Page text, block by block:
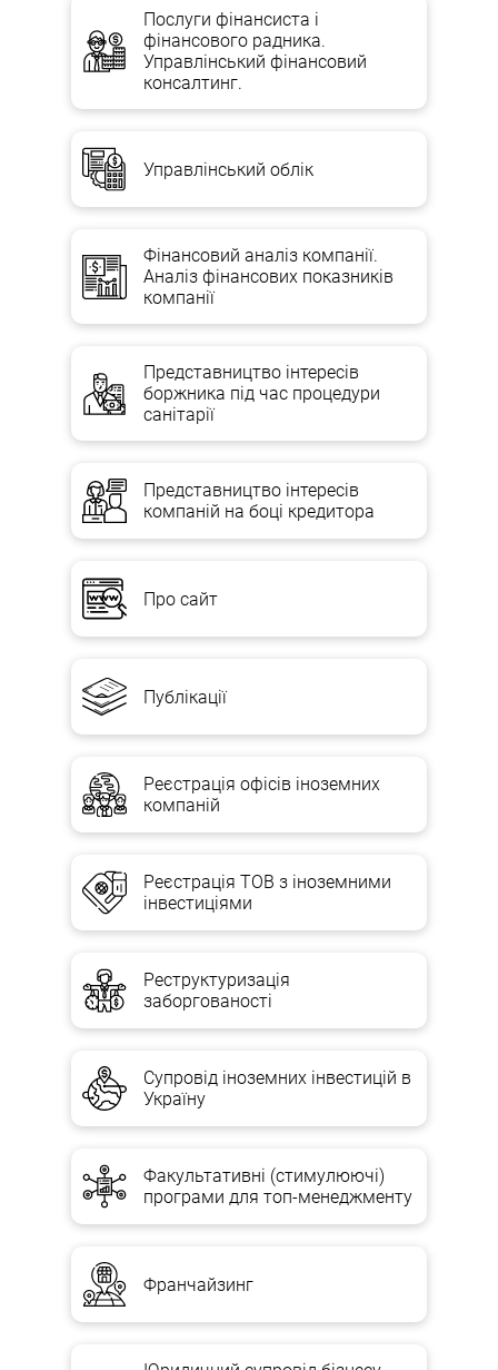
Послуги фінансиста і
фінансового радника.
Управлінський фінансовий
консалтинг.
Управлінський облік
Фінансовий аналіз компанії.
Аналіз фінансових показників
компанії
Представництво інтересів
боржника під час процедури
санітарії
Представництво інтересів
компаній на боці кредитора
Про сайт
Публікації
Реєстрація офісів іноземних
компаній
Реєстрація ТОВ з іноземними
інвестиціями
Реструктуризація
заборгованості
Супровід іноземних інвестицій в
Україну
Факультативні (стимулюючі)
програми для топ-менеджменту
Франчайзинг